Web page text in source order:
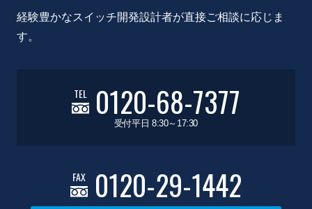
経験豊かなスイッチ開発設計者が直接ご相談に応じま
す。
TEL 0120-68-7377
受付平日 8:30～17:30
FAX 0120-29-1442